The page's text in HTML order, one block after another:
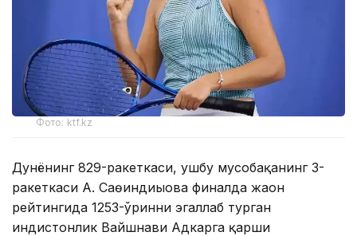
Фото: ktf.kz
Дунёнинг 829-ракеткаси, ушбу мусобақанинг 3-
ракеткаси А. Саөиндиыова финалда жаҳон
рейтингида 1253-ўринни эгаллаб турган
ҳиндистонлик Вайшнави Адкарга қарши